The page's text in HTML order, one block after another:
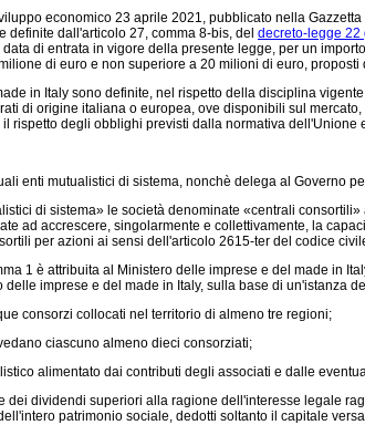
economico 23 aprile 2021, pubblicato nella
dall'articolo 27, comma 8-bis, del decreto-legge 22
di entrata in vigore della presente legge, per un
di euro e non superiore a 20 milioni di euro,
in Italy sono definite, nel rispetto della disciplina
di origine italiana o europea, ove disponibili sul
rispetto degli obblighi previsti dalla normativa
enti mutualistici di sistema, nonchè delega al Governo
di sistema» le società denominate «centrali
ad accrescere, singolarmente e collettivamente, la
per azioni ai sensi dell'articolo 2615-ter del codice
1 è attribuita al Ministero delle imprese e del made in
imprese e del made in Italy, sulla base di
consorzi collocati nel territorio di almeno tre regioni;
ciascuno almeno dieci consorziati;
alimentato dai contributi degli associati e dalle
dividendi superiori alla ragione dell'interesse legale
patrimonio sociale, dedotti soltanto il capitale